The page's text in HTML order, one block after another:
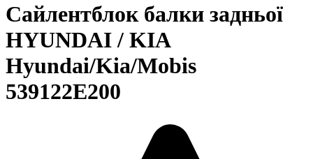
Сайлентблок балки задньої
HYUNDAI / KIA
Hyundai/Kia/Mobis
539122E200